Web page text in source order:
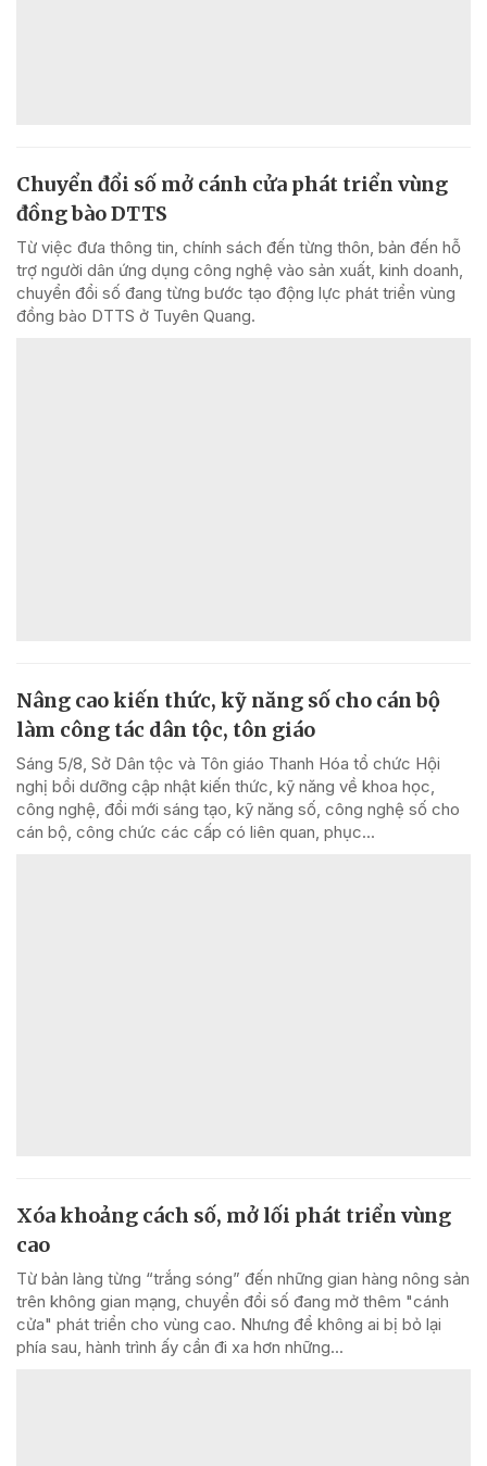
Chuyển đổi số mở cánh cửa phát triển vùng
đồng bào DTTS
Từ việc đưa thông tin, chính sách đến từng thôn, bản đến hỗ
trợ người dân ứng dụng công nghệ vào sản xuất, kinh doanh,
chuyển đổi số đang từng bước tạo động lực phát triển vùng
đồng bào DTTS ở Tuyên Quang.
Nâng cao kiến thức, kỹ năng số cho cán bộ
làm công tác dân tộc, tôn giáo
Sáng 5/8, Sở Dân tộc và Tôn giáo Thanh Hóa tổ chức Hội
nghị bồi dưỡng cập nhật kiến thức, kỹ năng về khoa học,
công nghệ, đổi mới sáng tạo, kỹ năng số, công nghệ số cho
cán bộ, công chức các cấp có liên quan, phục...
Xóa khoảng cách số, mở lối phát triển vùng
cao
Từ bản làng từng “trắng sóng” đến những gian hàng nông sản
trên không gian mạng, chuyển đổi số đang mở thêm "cánh
cửa" phát triển cho vùng cao. Nhưng để không ai bị bỏ lại
phía sau, hành trình ấy cần đi xa hơn những...